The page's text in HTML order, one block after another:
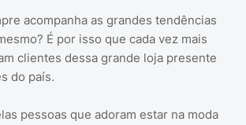
acompanha as grandes tendências
É por isso que cada vez mais
clientes dessa grande loja presente
do país.
pessoas que adoram estar na moda